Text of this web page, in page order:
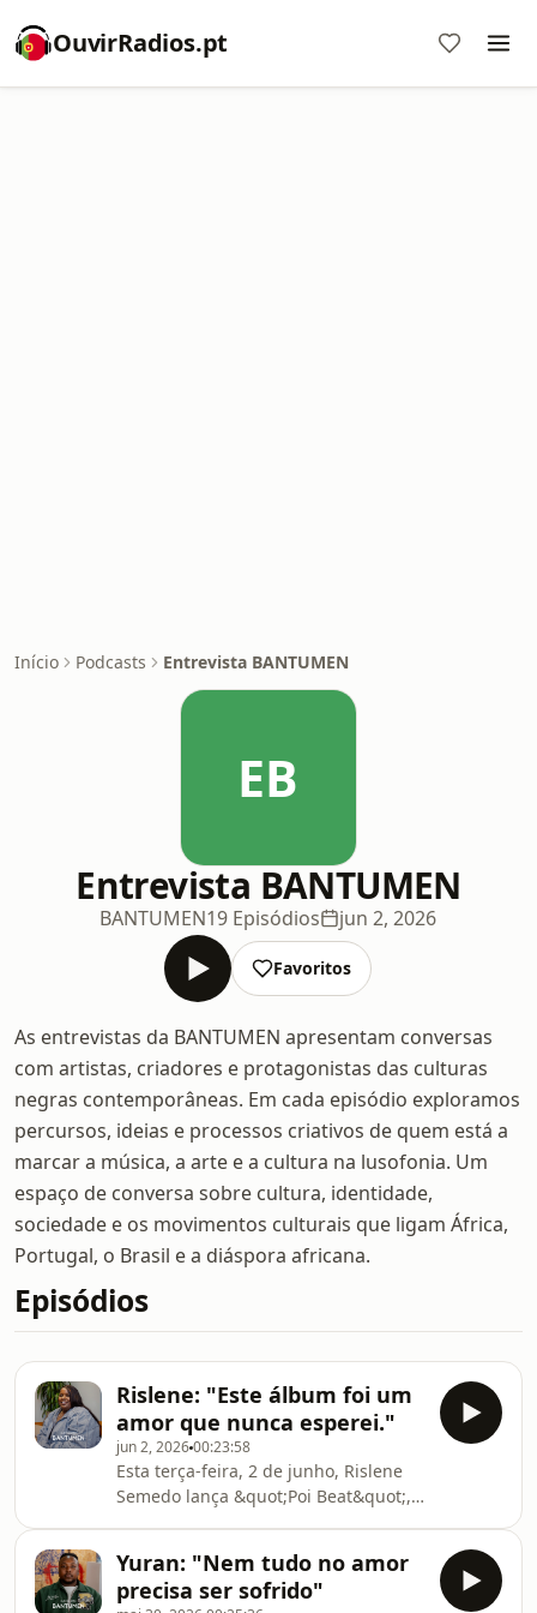
OuvirRadios.pt
Início Podcasts Entrevista BANTUMEN
EB
Entrevista BANTUMEN
BANTUMEN19 Episódios jun 2, 2026
Favoritos
As entrevistas da BANTUMEN apresentam conversas
com artistas, criadores e protagonistas das culturas
negras contemporâneas. Em cada episódio exploramos
percursos, ideias e processos criativos de quem está a
marcar a música, a arte e a cultura na lusofonia. Um
espaço de conversa sobre cultura, identidade,
sociedade e os movimentos culturais que ligam África,
Portugal, o Brasil e a diáspora africana.
Episódios
Rislene: "Este álbum foi um
amor que nunca esperei."
jun 2, 202600:23:58
Esta terça-feira, 2 de junho, Rislene
Semedo lança &quot;Poi Beat&quot;, o
e França, o disco reúne quinze faixas
onde o rap, o trap e o drill se cruzam
Yuran: "Nem tudo no amor
precisa ser sofrido"